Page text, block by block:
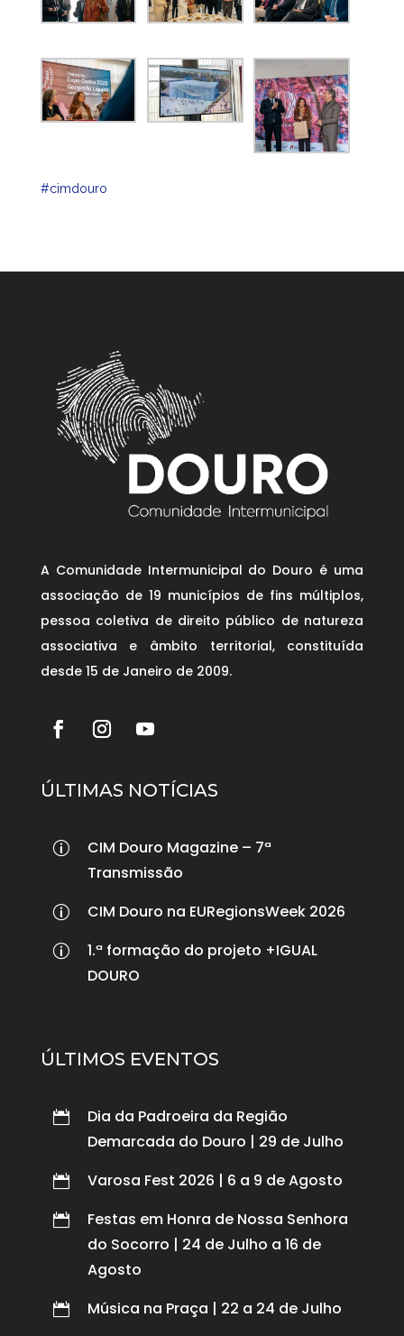
#cimdouro
A Comunidade Intermunicipal do Douro é uma
associação de 19 municípios de fins múltiplos,
pessoa coletiva de direito público de natureza
associativa e âmbito territorial, constituída
desde 15 de Janeiro de 2009.
ÚLTIMAS NOTÍCIAS
p
CIM Douro Magazine – 7ª
Transmissão
p CIM Douro na EURegionsWeek 2026
p
1.ª formação do projeto +IGUAL
DOURO
ÚLTIMOS EVENTOS

Dia da Padroeira da Região
Demarcada do Douro | 29 de Julho
 Varosa Fest 2026 | 6 a 9 de Agosto

Festas em Honra de Nossa Senhora
do Socorro | 24 de Julho a 16 de
Agosto
 Música na Praça | 22 a 24 de Julho